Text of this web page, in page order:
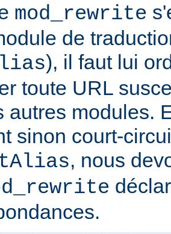
mod_rewrite
de
), il faut lui
toute URL
autres modules.
sinon court-
, nous